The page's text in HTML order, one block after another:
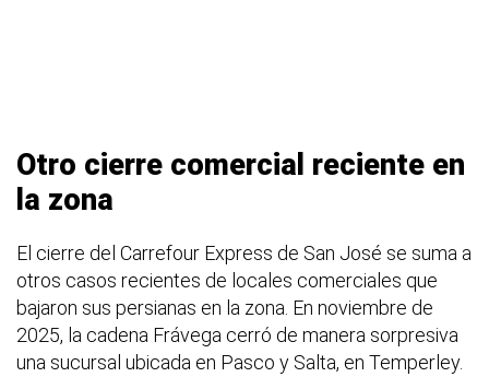
Otro cierre comercial reciente en
la zona
El cierre del Carrefour Express de San José se suma a
otros casos recientes de locales comerciales que
bajaron sus persianas en la zona. En noviembre de
2025, la cadena Frávega cerró de manera sorpresiva
una sucursal ubicada en Pasco y Salta, en Temperley.